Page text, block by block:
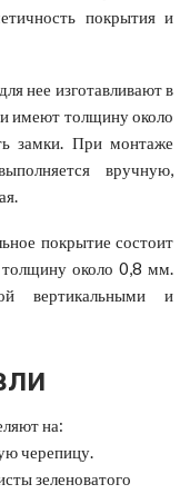
покрытия и
нее изготавливают в
имеют толщину около
замки. При монтаже
вручную,
покрытие состоит
толщину около 0,8 мм.
вертикальными и
на:
черепицу.
зеленоватого